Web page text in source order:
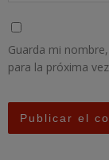
Guarda mi
para la próxima